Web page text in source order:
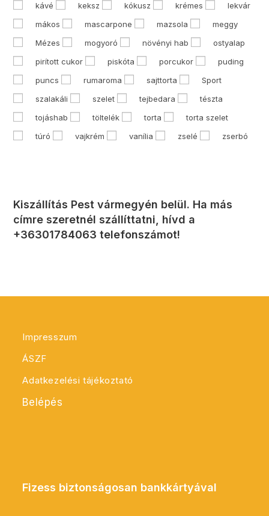
kávé
keksz kókusz krémes
lekvár
mákos
mascarpone mazsola
meggy
Mézes
mogyoró növényi hab
ostyalap
pirított cukor
piskóta porcukor
puding
puncs
rumaroma sajttorta
Sport
szalakáli
szelet tejbedara
tészta
tojáshab
töltelék torta
torta szelet
túró
vajkrém vanília zselé zserbó
Kiszállítás Pest vármegyén belül. Ha más
címre szeretnél szállíttatni, hívd a
+36301784063 telefonszámot!
Impresszum
ÁSZF
Adatkezelési tájékoztató
Belépés
Fizess biztonságosan bankkártyával